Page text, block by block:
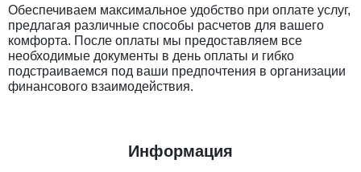
Обеспечиваем максимальное удобство при оплате услуг,
предлагая различные способы расчетов для вашего
комфорта. После оплаты мы предоставляем все
необходимые документы в день оплаты и гибко
подстраиваемся под ваши предпочтения в организации
финансового взаимодействия.
Информация
Введите ваш номер телефона и мы вам
перезвоним!
Политику конфиденциальности